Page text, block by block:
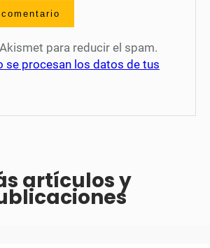
para reducir el spam.
se procesan los datos de tus
artículos y